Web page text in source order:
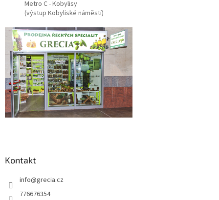
Metro C - Kobylisy
(výstup Kobyliské náměstí)
Kontakt
info@grecia.cz
776676354